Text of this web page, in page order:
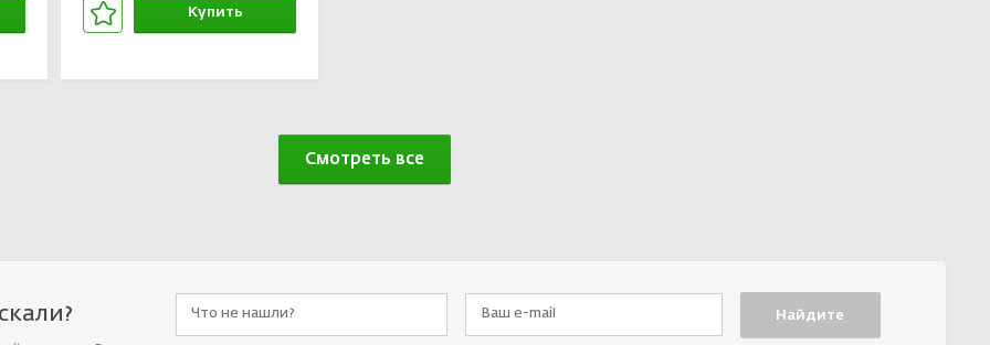
Купить
Смотреть все